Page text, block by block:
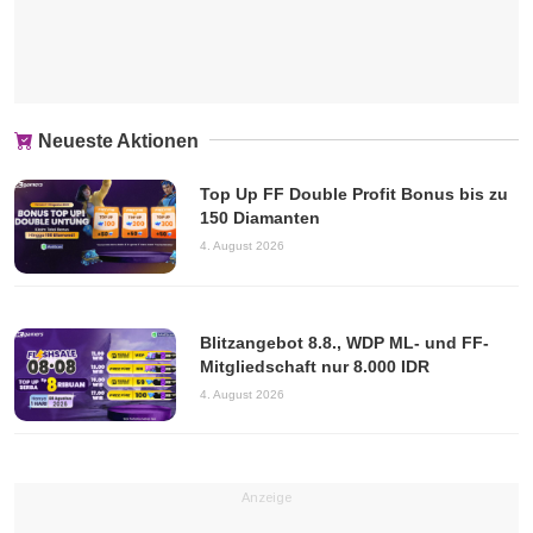
Neueste Aktionen
Top Up FF Double Profit Bonus bis zu
150 Diamanten
4. August 2026
Blitzangebot 8.8., WDP ML- und FF-
Mitgliedschaft nur 8.000 IDR
4. August 2026
Anzeige